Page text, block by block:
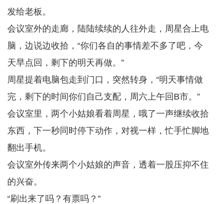
发给老板。
会议室外的走廊，陆陆续续的人往外走，周星合上电
脑，边说边收拾，“你们各自的事情差不多了吧，今
天早点回，剩下的明天再做。”
周星提着电脑包走到门口，突然转身，“明天事情做
完，剩下的时间你们自己支配，周六上午回B市。”
会议室里，两个小姑娘看着周星，哦了一声继续收拾
东西，下一秒同时停下动作，对视一样，忙手忙脚地
翻出手机。
会议室外传来两个小姑娘的声音，透着一股压抑不住
的兴奋。
“刷出来了吗？有票吗？”